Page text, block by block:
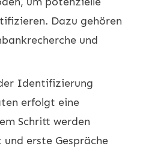
Dazu gehören
und
Identifizierung
erfolgt eine
Schritt werden
erste Gespräche